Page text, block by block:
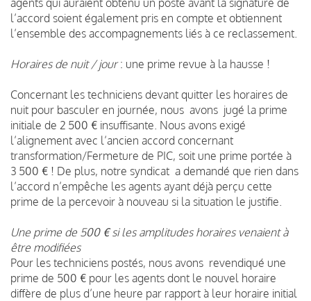
l’accord soient également pris en compte et obtiennent
l’ensemble des accompagnements liés à ce reclassement.
Horaires de nuit / jour: une prime revue à la hausse !
Concernant les techniciens devant quitter les horaires de
nuit pour basculer en journée, nous avons jugé la prime
initiale de 2 500 € insuffisante. Nous avons exigé
l’alignement avec l’ancien accord concernant
transformation/Fermeture de PIC, soit une prime portée à
3 500 € ! De plus, notre syndicat a demandé que rien dans
l’accord n’empêche les agents ayant déjà perçu cette
prime de la percevoir à nouveau si la situation le justifie.
Une prime de 500 € si les amplitudes horaires venaient à
être modifiées
Pour les techniciens postés, nous avons revendiqué une
prime de 500 € pour les agents dont le nouvel horaire
diffère de plus d’une heure par rapport à leur horaire initial